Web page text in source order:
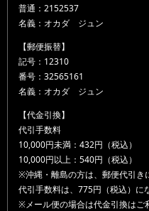
普通：2152537
名義：オカダ ジュン
【郵便振替】
記号：12310
番号：32565161
名義：オカダ ジュン
【代金引換】
代引手数料
10,000円未満：432円（税込）
10,000円以上：540円（税込）
※沖縄・離島の方は、郵便代引き
代引手数料は、775円（税込）に
※メール便の場合は代金引換はご